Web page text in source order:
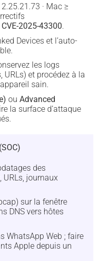
· Mac ≥
CVE-2025-43300.
Devices et l’auto-
les logs
URLs) et procédez à la
sain.
ou Advanced
la surface d’attaque
des
URLs, journaux
sur la fenêtre
DNS vers hôtes
WhatsApp Web ; faire
Apple depuis un